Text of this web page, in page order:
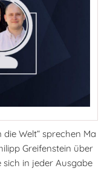
Welt“ sprechen Ma
Greifenstein über
sich in jeder Ausgabe